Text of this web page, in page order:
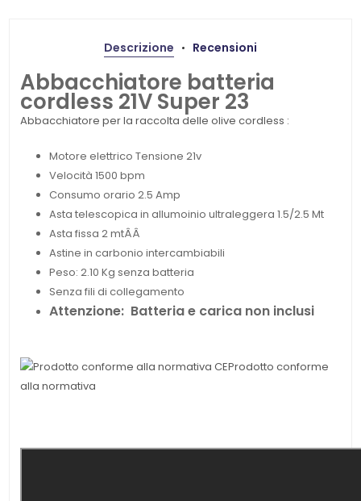
Descrizione Recensioni
Abbacchiatore batteria
cordless 21V Super 23
Abbacchiatore per la raccolta delle olive cordless :
Motore elettrico Tensione 21v
Velocità 1500 bpm
Consumo orario 2.5 Amp
Asta telescopica in allumoinio ultraleggera 1.5/2.5 Mt
Asta fissa 2 mtÂÂ
Astine in carbonio intercambiabili
Peso: 2.10 Kg senza batteria
Senza fili di collegamento
Attenzione: Batteria e carica non inclusi
Prodotto conforme
alla normativa